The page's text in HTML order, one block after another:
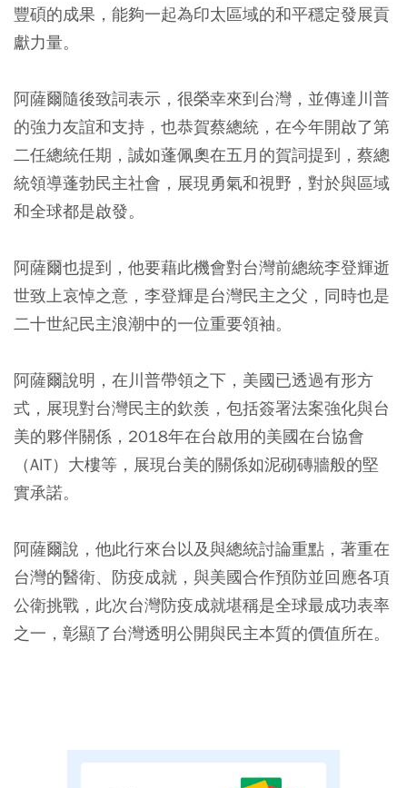
豐碩的成果，能夠一起為印太區域的和平穩定發展貢
獻力量。
阿薩爾隨後致詞表示，很榮幸來到台灣，並傳達川普
的強力友誼和支持，也恭賀蔡總統，在今年開啟了第
二任總統任期，誠如蓬佩奧在五月的賀詞提到，蔡總
統領導蓬勃民主社會，展現勇氣和視野，對於與區域
和全球都是啟發。
阿薩爾也提到，他要藉此機會對台灣前總統李登輝逝
世致上哀悼之意，李登輝是台灣民主之父，同時也是
二十世紀民主浪潮中的一位重要領袖。
阿薩爾說明，在川普帶領之下，美國已透過有形方
式，展現對台灣民主的欽羨，包括簽署法案強化與台
美的夥伴關係，2018年在台啟用的美國在台協會
（AIT）大樓等，展現台美的關係如泥砌磚牆般的堅
實承諾。
阿薩爾說，他此行來台以及與總統討論重點，著重在
台灣的醫衛、防疫成就，與美國合作預防並回應各項
公衛挑戰，此次台灣防疫成就堪稱是全球最成功表率
之一，彰顯了台灣透明公開與民主本質的價值所在。